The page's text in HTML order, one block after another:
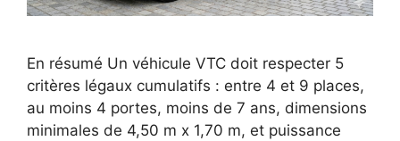
En résumé Un véhicule VTC doit respecter 5
critères légaux cumulatifs : entre 4 et 9 places,
au moins 4 portes, moins de 7 ans, dimensions
minimales de 4,50 m x 1,70 m, et puissance